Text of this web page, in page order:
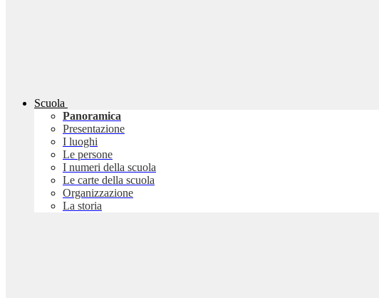
Scuola
Panoramica
Presentazione
I luoghi
Le persone
I numeri della scuola
Le carte della scuola
Organizzazione
La storia